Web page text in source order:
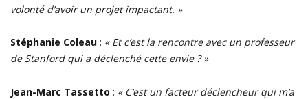
volonté d’avoir un projet impactant. »
Stéphanie Coleau : « Et c’est la rencontre avec un professeur
de Stanford qui a déclenché cette envie ? »
Jean-Marc Tassetto : « C’est un facteur déclencheur qui m’a